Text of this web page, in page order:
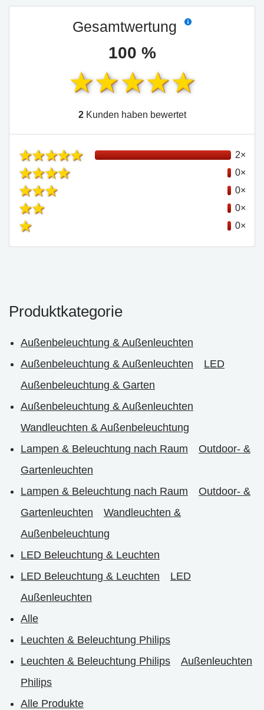
Gesamtwertung
100 %
2Kunden haben bewertet
2×
0×
0×
0×
0×
Produktkategorie
Außenbeleuchtung & Außenleuchten
Außenbeleuchtung & Außenleuchten
LED
Außenbeleuchtung & Garten
Außenbeleuchtung & Außenleuchten
Wandleuchten & Außenbeleuchtung
Lampen & Beleuchtung nach Raum
Outdoor- &
Gartenleuchten
Lampen & Beleuchtung nach Raum
Outdoor- &
Gartenleuchten
Wandleuchten &
Außenbeleuchtung
LED Beleuchtung & Leuchten
LED Beleuchtung & Leuchten
LED
Außenleuchten
Alle
Leuchten & Beleuchtung Philips
Leuchten & Beleuchtung Philips
Außenleuchten
Philips
Alle Produkte